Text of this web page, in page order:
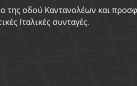
της οδού Καντανολέων και
Ιταλικές συνταγές.